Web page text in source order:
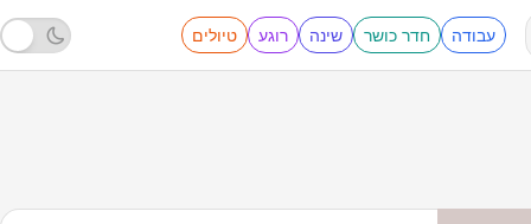
עבודה חדר כושר שינה רוגע טיולים